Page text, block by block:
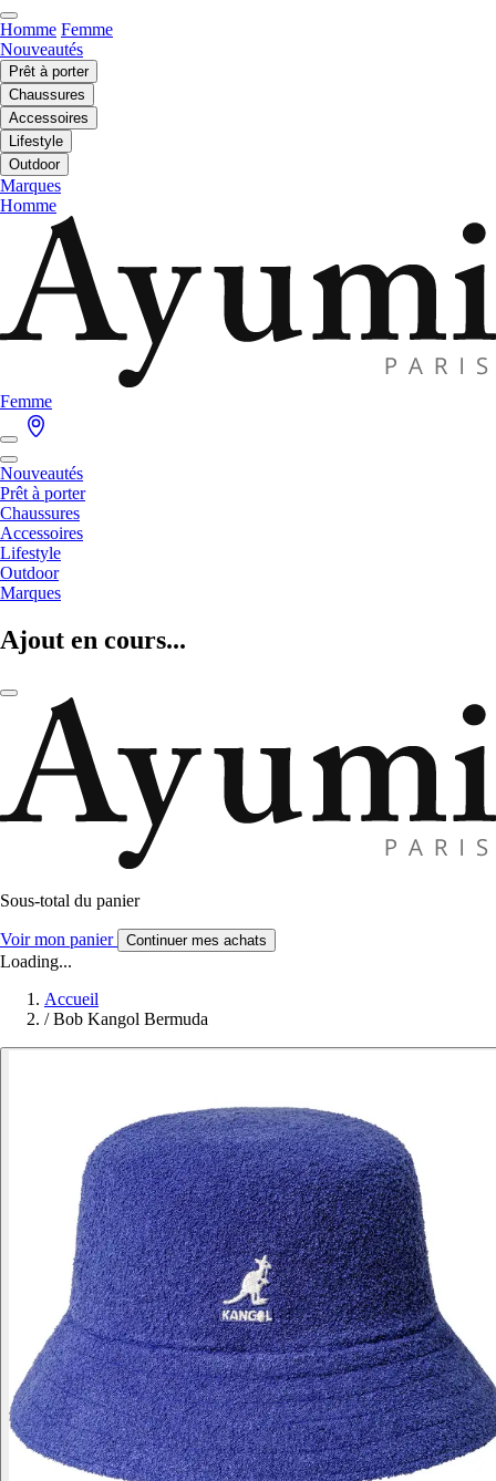
Homme Femme
Nouveautés
Prêt à porter
Chaussures
Accessoires
Lifestyle
Outdoor
Marques
Homme
Femme
Nouveautés
Prêt à porter
Chaussures
Accessoires
Lifestyle
Outdoor
Marques
Ajout en cours...
Sous-total du panier
Voir mon panier Continuer mes achats
Loading...
Accueil
/ Bob Kangol Bermuda